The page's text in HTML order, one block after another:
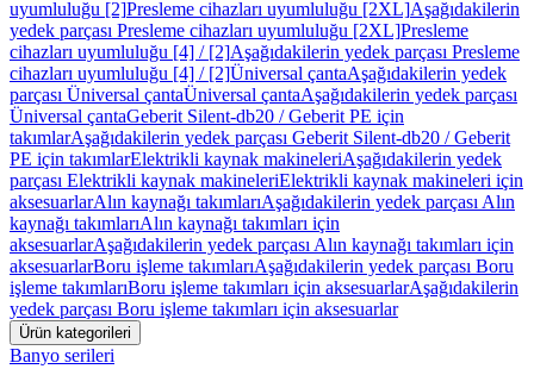
uyumluluğu [2]Presleme cihazları uyumluluğu [2XL]Aşağıdakilerin
yedek parçası Presleme cihazları uyumluluğu [2XL]Presleme
cihazları uyumluluğu [4] / [2]Aşağıdakilerin yedek parçası Presleme
cihazları uyumluluğu [4] / [2]Üniversal çantaAşağıdakilerin yedek
parçası Üniversal çantaÜniversal çantaAşağıdakilerin yedek parçası
Üniversal çantaGeberit Silent-db20 / Geberit PE için
takımlarAşağıdakilerin yedek parçası Geberit Silent-db20 / Geberit
PE için takımlarElektrikli kaynak makineleriAşağıdakilerin yedek
parçası Elektrikli kaynak makineleriElektrikli kaynak makineleri için
aksesuarlarAlın kaynağı takımlarıAşağıdakilerin yedek parçası Alın
kaynağı takımlarıAlın kaynağı takımları için
aksesuarlarAşağıdakilerin yedek parçası Alın kaynağı takımları için
aksesuarlarBoru işleme takımlarıAşağıdakilerin yedek parçası Boru
işleme takımlarıBoru işleme takımları için aksesuarlarAşağıdakilerin
yedek parçası Boru işleme takımları için aksesuarlar
Ürün kategorileri
Banyo serileri